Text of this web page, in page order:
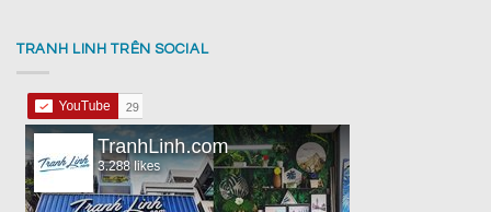
TRANH LINH TRÊN SOCIAL